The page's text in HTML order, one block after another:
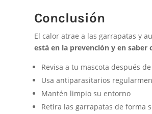
Conclusión
El calor atrae a las garrapatas y
está en la prevención y en
Revisa a tu mascota después
Usa antiparasitarios
Mantén limpio su entorno
Retira las garrapatas de forma